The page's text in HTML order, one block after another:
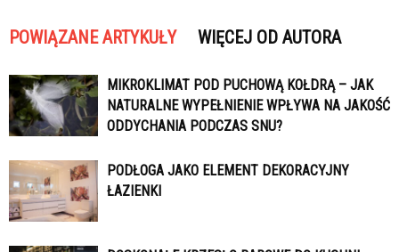
POWIĄZANE ARTYKUŁY WIĘCEJ OD AUTORA
MIKROKLIMAT POD PUCHOWĄ KOŁDRĄ – JAK
NATURALNE WYPEŁNIENIE WPŁYWA NA JAKOŚĆ
ODDYCHANIA PODCZAS SNU?
PODŁOGA JAKO ELEMENT DEKORACYJNY
ŁAZIENKI